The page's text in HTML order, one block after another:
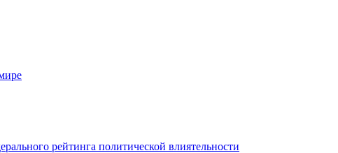
рейтинга политической влиятельности